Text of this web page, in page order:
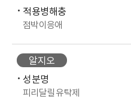
적용병해충
점박이응애
알지오
성분명
피리달릴 유탁제